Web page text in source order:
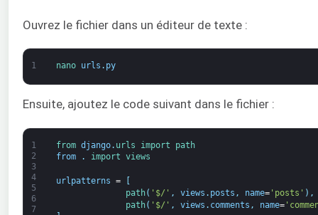
Ouvrez le fichier dans un éditeur de texte :
1 nano urls . py
Ensuite, ajoutez le code suivant dans le fichier :
1
2
3
4
5
6
7
from django. urls import
path
from
. import views
urlpatterns =
path( '$/' , views . posts , name='posts' ) ,
path( '$/' , views . comments , name=